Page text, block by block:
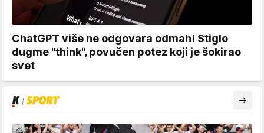
ChatGPT više ne odgovara odmah! Stiglo
dugme "think", povučen potez koji je šokirao
svet